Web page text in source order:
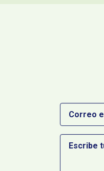
Correo
Escribe